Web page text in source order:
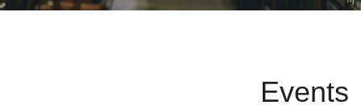
البحث العلمي
Events